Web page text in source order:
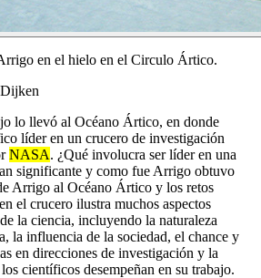
en el hielo en el Circulo Ártico.
lo llevó al Océano Ártico, en donde
líder en un crucero de investigación
NASA. ¿Qué involucra ser líder en una
significante y como fue Arrigo obtuvo
Arrigo al Océano Ártico y los retos
el crucero ilustra muchos aspectos
la ciencia, incluyendo la naturaleza
la influencia de la sociedad, el chance y
en direcciones de investigación y la
científicos desempeñan en su trabajo.